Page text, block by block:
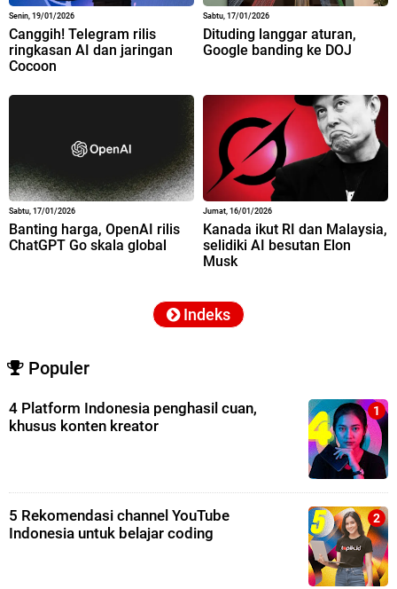
Senin, 19/01/2026
Canggih! Telegram rilis
ringkasan AI dan jaringan
Cocoon
Sabtu, 17/01/2026
Dituding langgar aturan,
Google banding ke DOJ
Sabtu, 17/01/2026
Banting harga, OpenAI rilis
ChatGPT Go skala global
Jumat, 16/01/2026
Kanada ikut RI dan Malaysia,
selidiki AI besutan Elon
Musk
Indeks
Populer
4 Platform Indonesia penghasil cuan,
khusus konten kreator
5 Rekomendasi channel YouTube
Indonesia untuk belajar coding